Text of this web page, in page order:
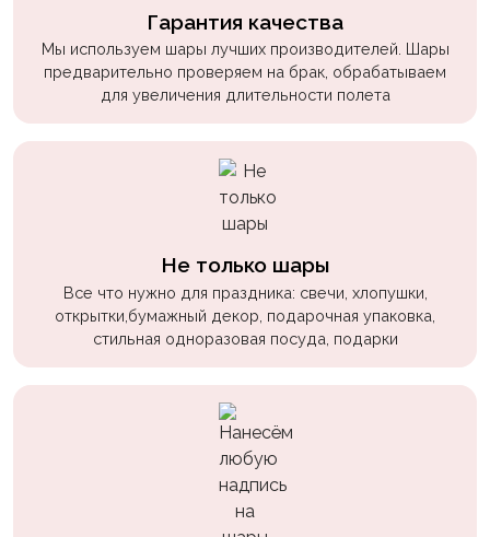
Гарантия качества
Мы используем шары лучших производителей. Шары
предварительно проверяем на брак, обрабатываем
для увеличения длительности полета
Не только шары
Все что нужно для праздника: свечи, хлопушки,
открытки,бумажный декор, подарочная упаковка,
стильная одноразовая посуда, подарки
Девочкам
Бабочки,
Недетские
(18+)